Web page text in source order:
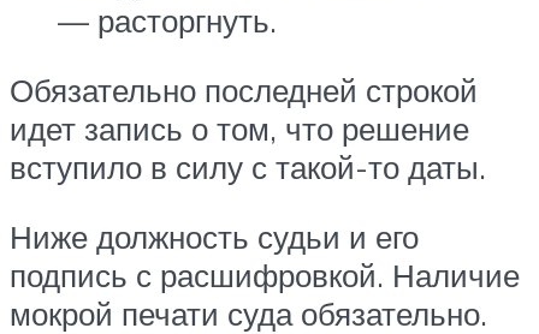
— расторгнуть.
Обязательно последней строкой
идет запись о том, что решение
вступило в силу с такой-то даты.
Ниже должность судьи и его
подпись с расшифровкой. Наличие
мокрой печати суда обязательно.